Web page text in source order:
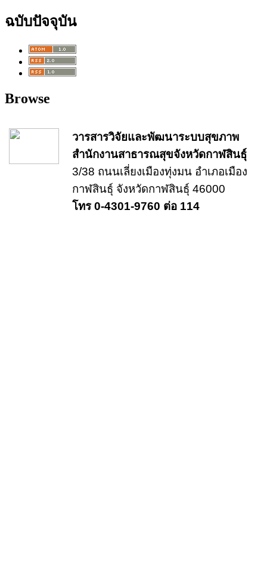
ฉบับปัจจุบัน
Browse
วารสารวิจัยและพัฒนาระบบสุขภาพ
สำนักงานสาธารณสุขจังหวัดกาฬสินธุ์
3/38 ถนนเลี่ยงเมืองทุ่งมน อำเภอเมือง
กาฬสินธุ์ จังหวัดกาฬสินธุ์ 46000
โทร 0-4301-9760 ต่อ 114